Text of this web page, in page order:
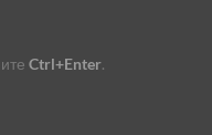
Ctrl+Enter.